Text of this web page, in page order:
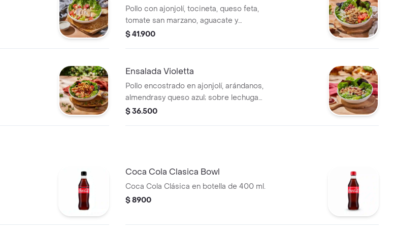
Pollo con ajonjolí, tocineta, queso feta,
tomate san marzano, aguacate y
champiñones con balsámico,sobre
$ 41.900
Ensalada Violetta
Pollo encostrado en ajonjolí, arándanos,
almendrasy queso azul; sobre lechuga
cogollo europeo en vinagreta miel
$ 36.500
Coca Cola Clasica Bowl
Coca Cola Clásica en botella de 400 ml.
$ 8900